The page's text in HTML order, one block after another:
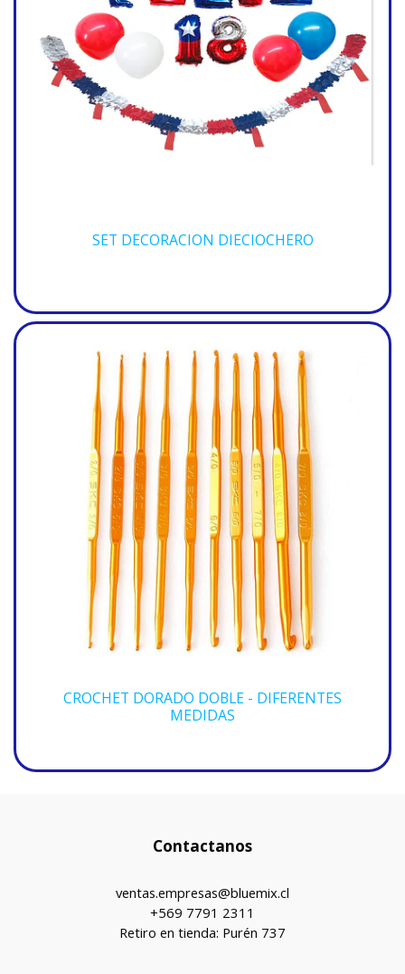
SET DECORACION DIECIOCHERO
CROCHET DORADO DOBLE - DIFERENTES
MEDIDAS
Contactanos
ventas.empresas@bluemix.cl
+569 7791 2311
Retiro en tienda: Purén 737